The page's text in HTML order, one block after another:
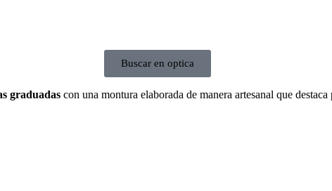
Buscar en optica
graduadas con una montura elaborada de manera artesanal que destaca